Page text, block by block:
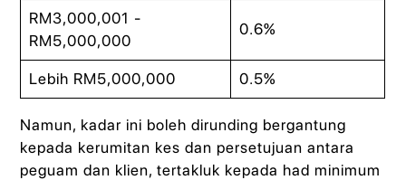
RM3,000,001 -
RM5,000,000
0.6%
Lebih RM5,000,000 0.5%
Namun, kadar ini boleh dirunding bergantung
kepada kerumitan kes dan persetujuan antara
peguam dan klien, tertakluk kepada had minimum